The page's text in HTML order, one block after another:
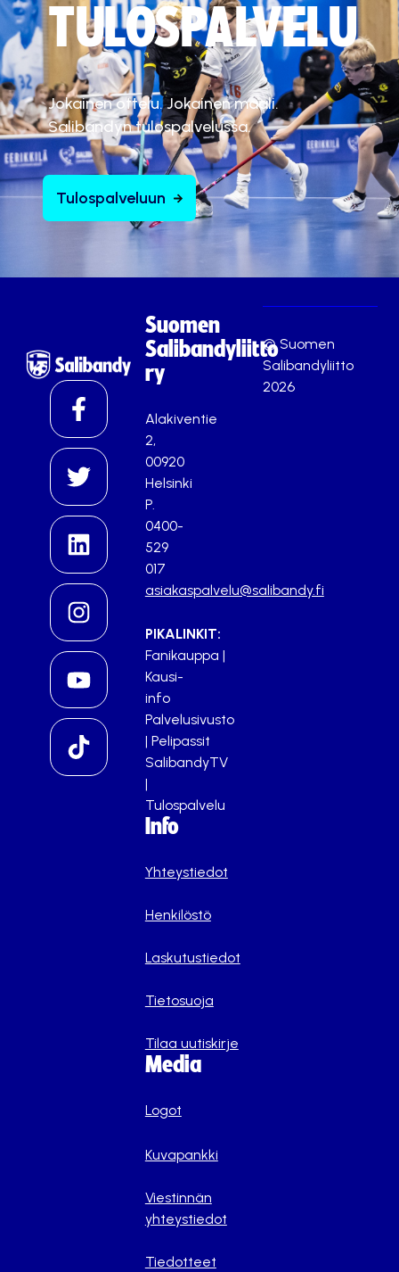
TULOSPALVELU
Jokainen ottelu. Jokainen maali.
Salibandyn tulospalvelussa.
Tulospalveluun
Suomen
Salibandyliitto
ry
Alakiventie
2,
00920
Helsinki
P.
0400-
529
017
asiakaspalvelu@salibandy.fi
PIKALINKIT:
Fanikauppa |
Kausi-
info
Palvelusivusto
| Pelipassit
SalibandyTV
|
Tulospalvelu
Info
Yhteystiedot
Henkilöstö
Laskutustiedot
Tietosuoja
Tilaa uutiskirje
Media
Logot
Kuvapankki
Viestinnän
yhteystiedot
Tiedotteet
© Suomen
Salibandyliitto
2026